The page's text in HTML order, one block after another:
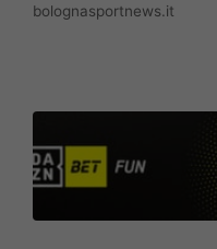
bolognasportnews.it